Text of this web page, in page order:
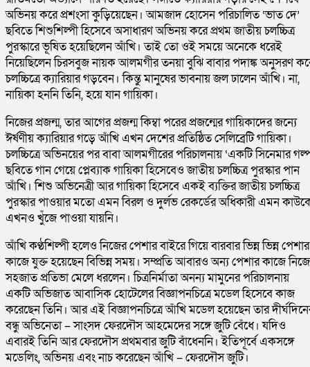
অভিনয় করে প্রশংসা কুড়িয়েছেন। আমজাদ হোসেন পরিচালিত ‘ভাত দে’
ছবিতে শিশুশিল্পী হিসেবে অসাধারণ অভিনয় করে প্রথম জাতীয় চলচ্চিত্র
পুরস্কারে ভূষিত হয়েছিলেন আঁখি। তাই তো ওই সময়ে অনেকে ধরেই
নিয়েছিলেন চিরসবুজ নায়ক আলমগীর তনয়া বুঝি বাবার পদাঙ্ক অনুসরণ
চলচ্চিত্রে ক্যারিয়ার গড়বেন। কিন্তু মানুষের ভাবনায় জল ঢালেন আঁখি। না,
নায়িকা হননি তিনি, হয়ে যান গায়িকা।
নিজের প্রজন্ম, তার আগের প্রজন্ম কিম্বা পরের প্রজন্মের গায়িকাদের জন্যে
ঈর্ষণীয় ক্যারিয়ার গড়ে আঁখি এখন দেশের প্রতিষ্ঠিত সেলিব্রেটি গায়িকা।
চলচ্চিত্রে অভিনয়ের পর বাবা আলমগীরের পরিচালনায় ‘একটি সিনেমার
ছবিতে গান গেয়ে প্লেব্যাক গায়িকা হিসেবেও জাতীয় চলচ্চিত্র পুরস্কার পান
আঁখি। শিশু অভিনেত্রী আর গায়িকা হিসেবে একই ব্যক্তির জাতীয় চলচ্চিত্র
পুরস্কার পাওয়ার মতো এমন বিরল ও দুর্লভ রেকর্ডের অধিকারী এমন
এখনও খুঁজে পাওয়া যায়নি।
আঁখি কণ্ঠশিল্পী হলেও নিজের পেশার বাইরে গিয়ে বারবার ভিন্ন ভিন্ন পেশার
কাজে যুক্ত হয়েছেন বিভিন্ন সময়। সম্প্রতি আবারও অন্য পেশার কাজে
সহজাত প্রতিভা মেলে ধরলেন। চিত্রনির্মাতা অনন্য মামুনের পরিচালনায়
একটি অভিজাত আবাসিক হোটেলের বিজ্ঞাপনচিত্রে মডেল হিসেবে কাজ
করেছেন তিনি। আর এই বিজ্ঞাপনচিত্রে আঁখি মডেল হয়েছেন তার
বন্ধু অভিনেতা – সাংসদ ফেরদৌস আহমেদের সঙ্গে জুটি বেঁধে। যদিও
এবারই তিনি আর ফেরদৌস প্রথমবার জুটি বাঁধেননি। ইতিপূর্বে একসঙ্গে
মডেলিং, অভিনয় এবং নাচ করেছেন আঁখি – ফেরদৌস জুটি।